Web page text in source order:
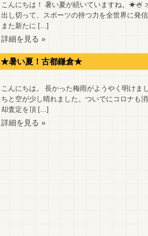
こんにちは！ 暑い夏が続いていますね。☀🍧
出し切って、スポーツの持つ力を全世界に発
また新たに […]
詳細を見る »
★暑い夏！古都鎌倉★
こんにちは。 長かった梅雨がようやく明け
ちと空が少し晴れました。ついでにコロナも
却査定を頂 […]
詳細を見る »